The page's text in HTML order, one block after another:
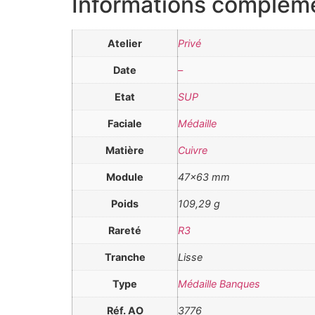
Atelier Privé
Date –
Etat SUP
Faciale Médaille
Matière Cuivre
Module 47×63 mm
Poids 109,29 g
Rareté R3
Tranche Lisse
Type Médaille Banques
Réf. AO 3776